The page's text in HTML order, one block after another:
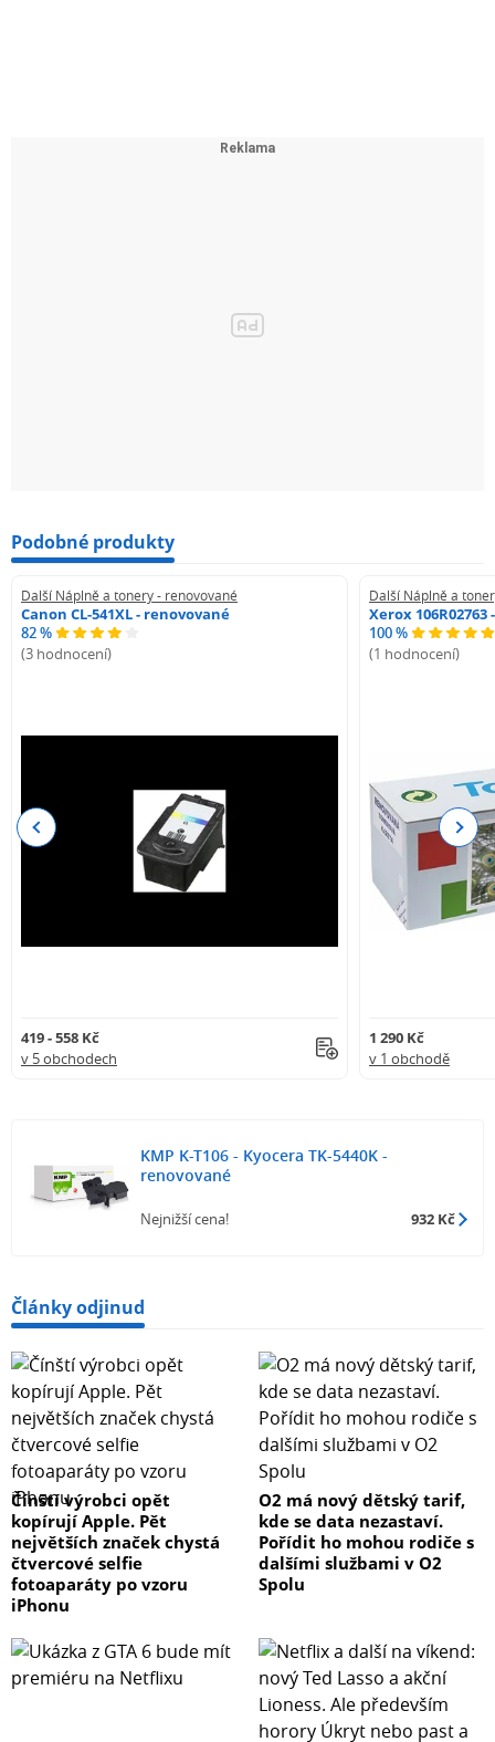
Podobné produkty
Další Náplně a tonery - renovované
Canon CL-541XL - renovované
82 %
(3 hodnocení)
419 - 558 Kč
v 5 obchodech
Další Náplně a
Xerox
100 %
(1 hodnocení)
1 290 Kč
v 1 obchodě
Previous Next
KMP K-T106 - Kyocera TK-5440K -
renovované
Nejnižší cena! 932 Kč
Články odjinud
Čínští výrobci opět
kopírují Apple. Pět
největších značek chystá
čtvercové selfie
fotoaparáty po vzoru
iPhonu
O2 má nový dětský tarif,
kde se data nezastaví.
Pořídit ho mohou rodiče s
dalšími službami v O2
Spolu